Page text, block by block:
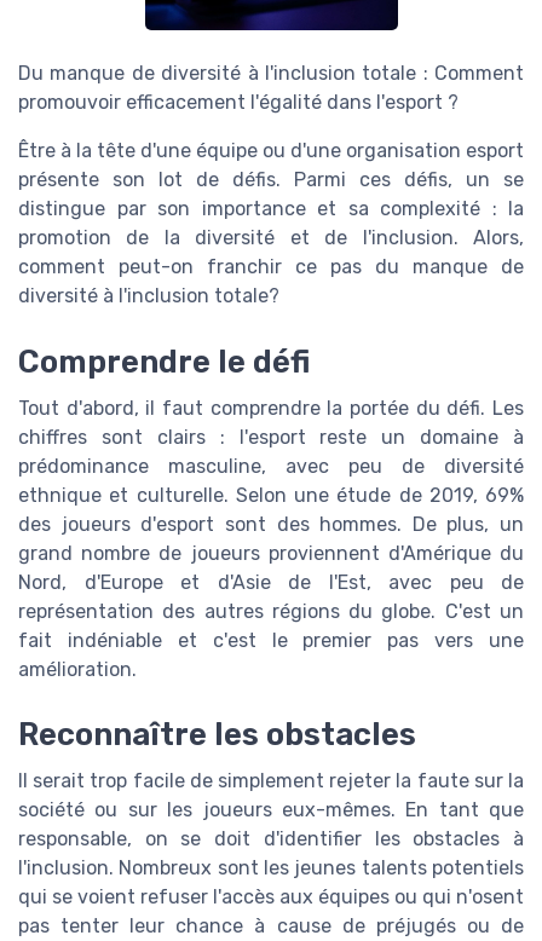
Du manque de diversité à l'inclusion totale : Comment
promouvoir efficacement l'égalité dans l'esport ?
Être à la tête d'une équipe ou d'une organisation esport
présente son lot de défis. Parmi ces défis, un se
distingue par son importance et sa complexité : la
promotion de la diversité et de l'inclusion. Alors,
comment peut-on franchir ce pas du manque de
diversité à l'inclusion totale?
Comprendre le défi
Tout d'abord, il faut comprendre la portée du défi. Les
chiffres sont clairs : l'esport reste un domaine à
prédominance masculine, avec peu de diversité
ethnique et culturelle. Selon une étude de 2019, 69%
des joueurs d'esport sont des hommes. De plus, un
grand nombre de joueurs proviennent d'Amérique du
Nord, d'Europe et d'Asie de l'Est, avec peu de
représentation des autres régions du globe. C'est un
fait indéniable et c'est le premier pas vers une
amélioration.
Reconnaître les obstacles
Il serait trop facile de simplement rejeter la faute sur la
société ou sur les joueurs eux-mêmes. En tant que
responsable, on se doit d'identifier les obstacles à
l'inclusion. Nombreux sont les jeunes talents potentiels
qui se voient refuser l'accès aux équipes ou qui n'osent
pas tenter leur chance à cause de préjugés ou de